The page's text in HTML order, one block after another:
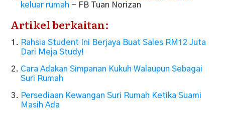
keluar rumah - FB Tuan Norizan
Artikel berkaitan:
Rahsia Student Ini Berjaya Buat Sales RM12 Juta
Dari Meja Study!
Cara Adakan Simpanan Kukuh Walaupun Sebagai
Suri Rumah
Persediaan Kewangan Suri Rumah Ketika Suami
Masih Ada